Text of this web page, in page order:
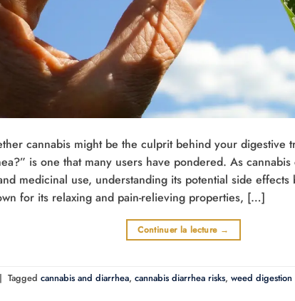
cannabis might be the culprit behind your digestive
is one that many users have pondered. As
medicinal use, understanding its potential side
for its relaxing and pain-relieving properties, […]
Continuer la lecture →
| Tagged cannabis and diarrhea, cannabis diarrhea risks, weed